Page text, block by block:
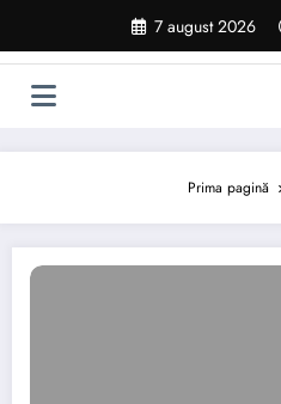
conținut
7 august 2026
Prima pagină